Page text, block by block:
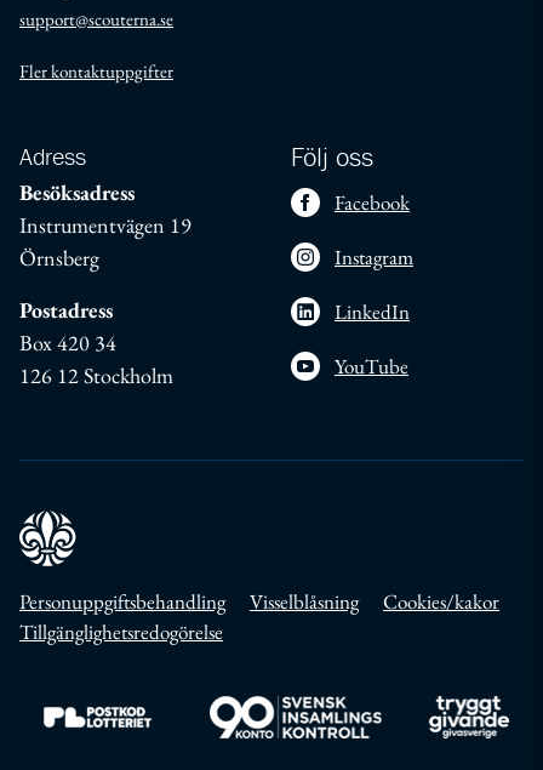
support@scouterna.se
Fler kontaktuppgifter
Adress
Besöksadress
Instrumentvägen 19
Örnsberg
Postadress
Box 420 34
126 12 Stockholm
Följ oss
Facebook
Instagram
LinkedIn
YouTube
Personuppgiftsbehandling Visselblåsning
Cookies/kakor
Tillgänglighetsredogörelse
Till https://www.postkodlotteriet.se/Till https://www.insamlingskontroll.se/
Till https://